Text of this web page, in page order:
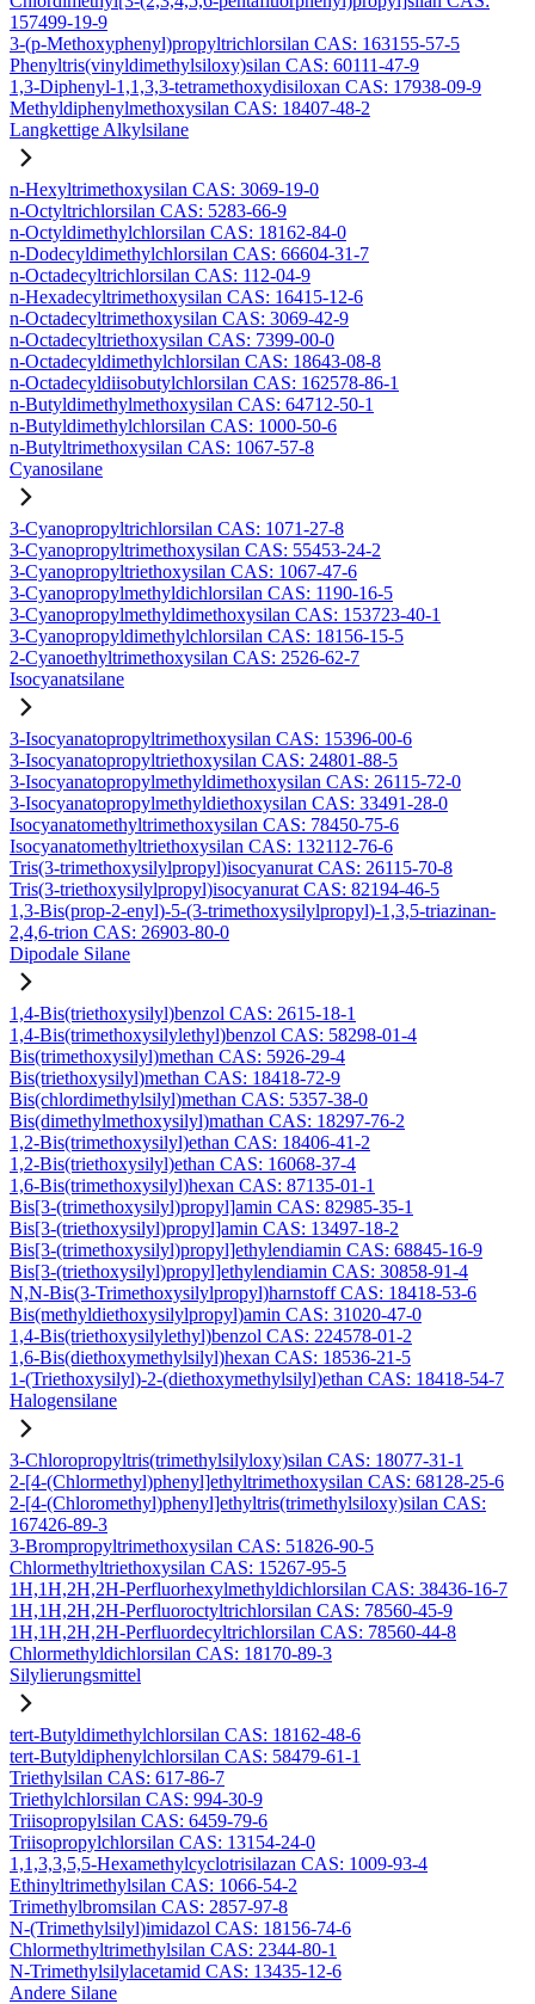
157499-19-9
3-(p-Methoxyphenyl)propyltrichlorsilan CAS: 163155-57-5
Phenyltris(vinyldimethylsiloxy)silan CAS: 60111-47-9
1,3-Diphenyl-1,1,3,3-tetramethoxydisiloxan CAS: 17938-09-9
Methyldiphenylmethoxysilan CAS: 18407-48-2
Langkettige Alkylsilane
n-Hexyltrimethoxysilan CAS: 3069-19-0
n-Octyltrichlorsilan CAS: 5283-66-9
n-Octyldimethylchlorsilan CAS: 18162-84-0
n-Dodecyldimethylchlorsilan CAS: 66604-31-7
n-Octadecyltrichlorsilan CAS: 112-04-9
n-Hexadecyltrimethoxysilan CAS: 16415-12-6
n-Octadecyltrimethoxysilan CAS: 3069-42-9
n-Octadecyltriethoxysilan CAS: 7399-00-0
n-Octadecyldimethylchlorsilan CAS: 18643-08-8
n-Octadecyldiisobutylchlorsilan CAS: 162578-86-1
n-Butyldimethylmethoxysilan CAS: 64712-50-1
n-Butyldimethylchlorsilan CAS: 1000-50-6
n-Butyltrimethoxysilan CAS: 1067-57-8
Cyanosilane
3-Cyanopropyltrichlorsilan CAS: 1071-27-8
3-Cyanopropyltrimethoxysilan CAS: 55453-24-2
3-Cyanopropyltriethoxysilan CAS: 1067-47-6
3-Cyanopropylmethyldichlorsilan CAS: 1190-16-5
3-Cyanopropylmethyldimethoxysilan CAS: 153723-40-1
3-Cyanopropyldimethylchlorsilan CAS: 18156-15-5
2-Cyanoethyltrimethoxysilan CAS: 2526-62-7
Isocyanatsilane
3-Isocyanatopropyltrimethoxysilan CAS: 15396-00-6
3-Isocyanatopropyltriethoxysilan CAS: 24801-88-5
3-Isocyanatopropylmethyldimethoxysilan CAS: 26115-72-0
3-Isocyanatopropylmethyldiethoxysilan CAS: 33491-28-0
Isocyanatomethyltrimethoxysilan CAS: 78450-75-6
Isocyanatomethyltriethoxysilan CAS: 132112-76-6
Tris(3-trimethoxysilylpropyl)isocyanurat CAS: 26115-70-8
Tris(3-triethoxysilylpropyl)isocyanurat CAS: 82194-46-5
1,3-Bis(prop-2-enyl)-5-(3-trimethoxysilylpropyl)-1,3,5-triazinan-
2,4,6-trion CAS: 26903-80-0
Dipodale Silane
1,4-Bis(triethoxysilyl)benzol CAS: 2615-18-1
1,4-Bis(trimethoxysilylethyl)benzol CAS: 58298-01-4
Bis(trimethoxysilyl)methan CAS: 5926-29-4
Bis(triethoxysilyl)methan CAS: 18418-72-9
Bis(chlordimethylsilyl)methan CAS: 5357-38-0
Bis(dimethylmethoxysilyl)mathan CAS: 18297-76-2
1,2-Bis(trimethoxysilyl)ethan CAS: 18406-41-2
1,2-Bis(triethoxysilyl)ethan CAS: 16068-37-4
1,6-Bis(trimethoxysilyl)hexan CAS: 87135-01-1
Bis[3-(trimethoxysilyl)propyl]amin CAS: 82985-35-1
Bis[3-(triethoxysilyl)propyl]amin CAS: 13497-18-2
Bis[3-(trimethoxysilyl)propyl]ethylendiamin CAS: 68845-16-9
Bis[3-(triethoxysilyl)propyl]ethylendiamin CAS: 30858-91-4
N,N-Bis(3-Trimethoxysilylpropyl)harnstoff CAS: 18418-53-6
Bis(methyldiethoxysilylpropyl)amin CAS: 31020-47-0
1,4-Bis(triethoxysilylethyl)benzol CAS: 224578-01-2
1,6-Bis(diethoxymethylsilyl)hexan CAS: 18536-21-5
1-(Triethoxysilyl)-2-(diethoxymethylsilyl)ethan CAS: 18418-54-7
Halogensilane
3-Chloropropyltris(trimethylsilyloxy)silan CAS: 18077-31-1
2-[4-(Chlormethyl)phenyl]ethyltrimethoxysilan CAS: 68128-25-6
2-[4-(Chloromethyl)phenyl]ethyltris(trimethylsiloxy)silan CAS:
167426-89-3
3-Brompropyltrimethoxysilan CAS: 51826-90-5
Chlormethyltriethoxysilan CAS: 15267-95-5
1H,1H,2H,2H-Perfluorhexylmethyldichlorsilan CAS: 38436-16-7
1H,1H,2H,2H-Perfluoroctyltrichlorsilan CAS: 78560-45-9
1H,1H,2H,2H-Perfluordecyltrichlorsilan CAS: 78560-44-8
Chlormethyldichlorsilan CAS: 18170-89-3
Silylierungsmittel
tert-Butyldimethylchlorsilan CAS: 18162-48-6
tert-Butyldiphenylchlorsilan CAS: 58479-61-1
Triethylsilan CAS: 617-86-7
Triethylchlorsilan CAS: 994-30-9
Triisopropylsilan CAS: 6459-79-6
Triisopropylchlorsilan CAS: 13154-24-0
1,1,3,3,5,5-Hexamethylcyclotrisilazan CAS: 1009-93-4
Ethinyltrimethylsilan CAS: 1066-54-2
Trimethylbromsilan CAS: 2857-97-8
N-(Trimethylsilyl)imidazol CAS: 18156-74-6
Chlormethyltrimethylsilan CAS: 2344-80-1
N-Trimethylsilylacetamid CAS: 13435-12-6
Andere Silane